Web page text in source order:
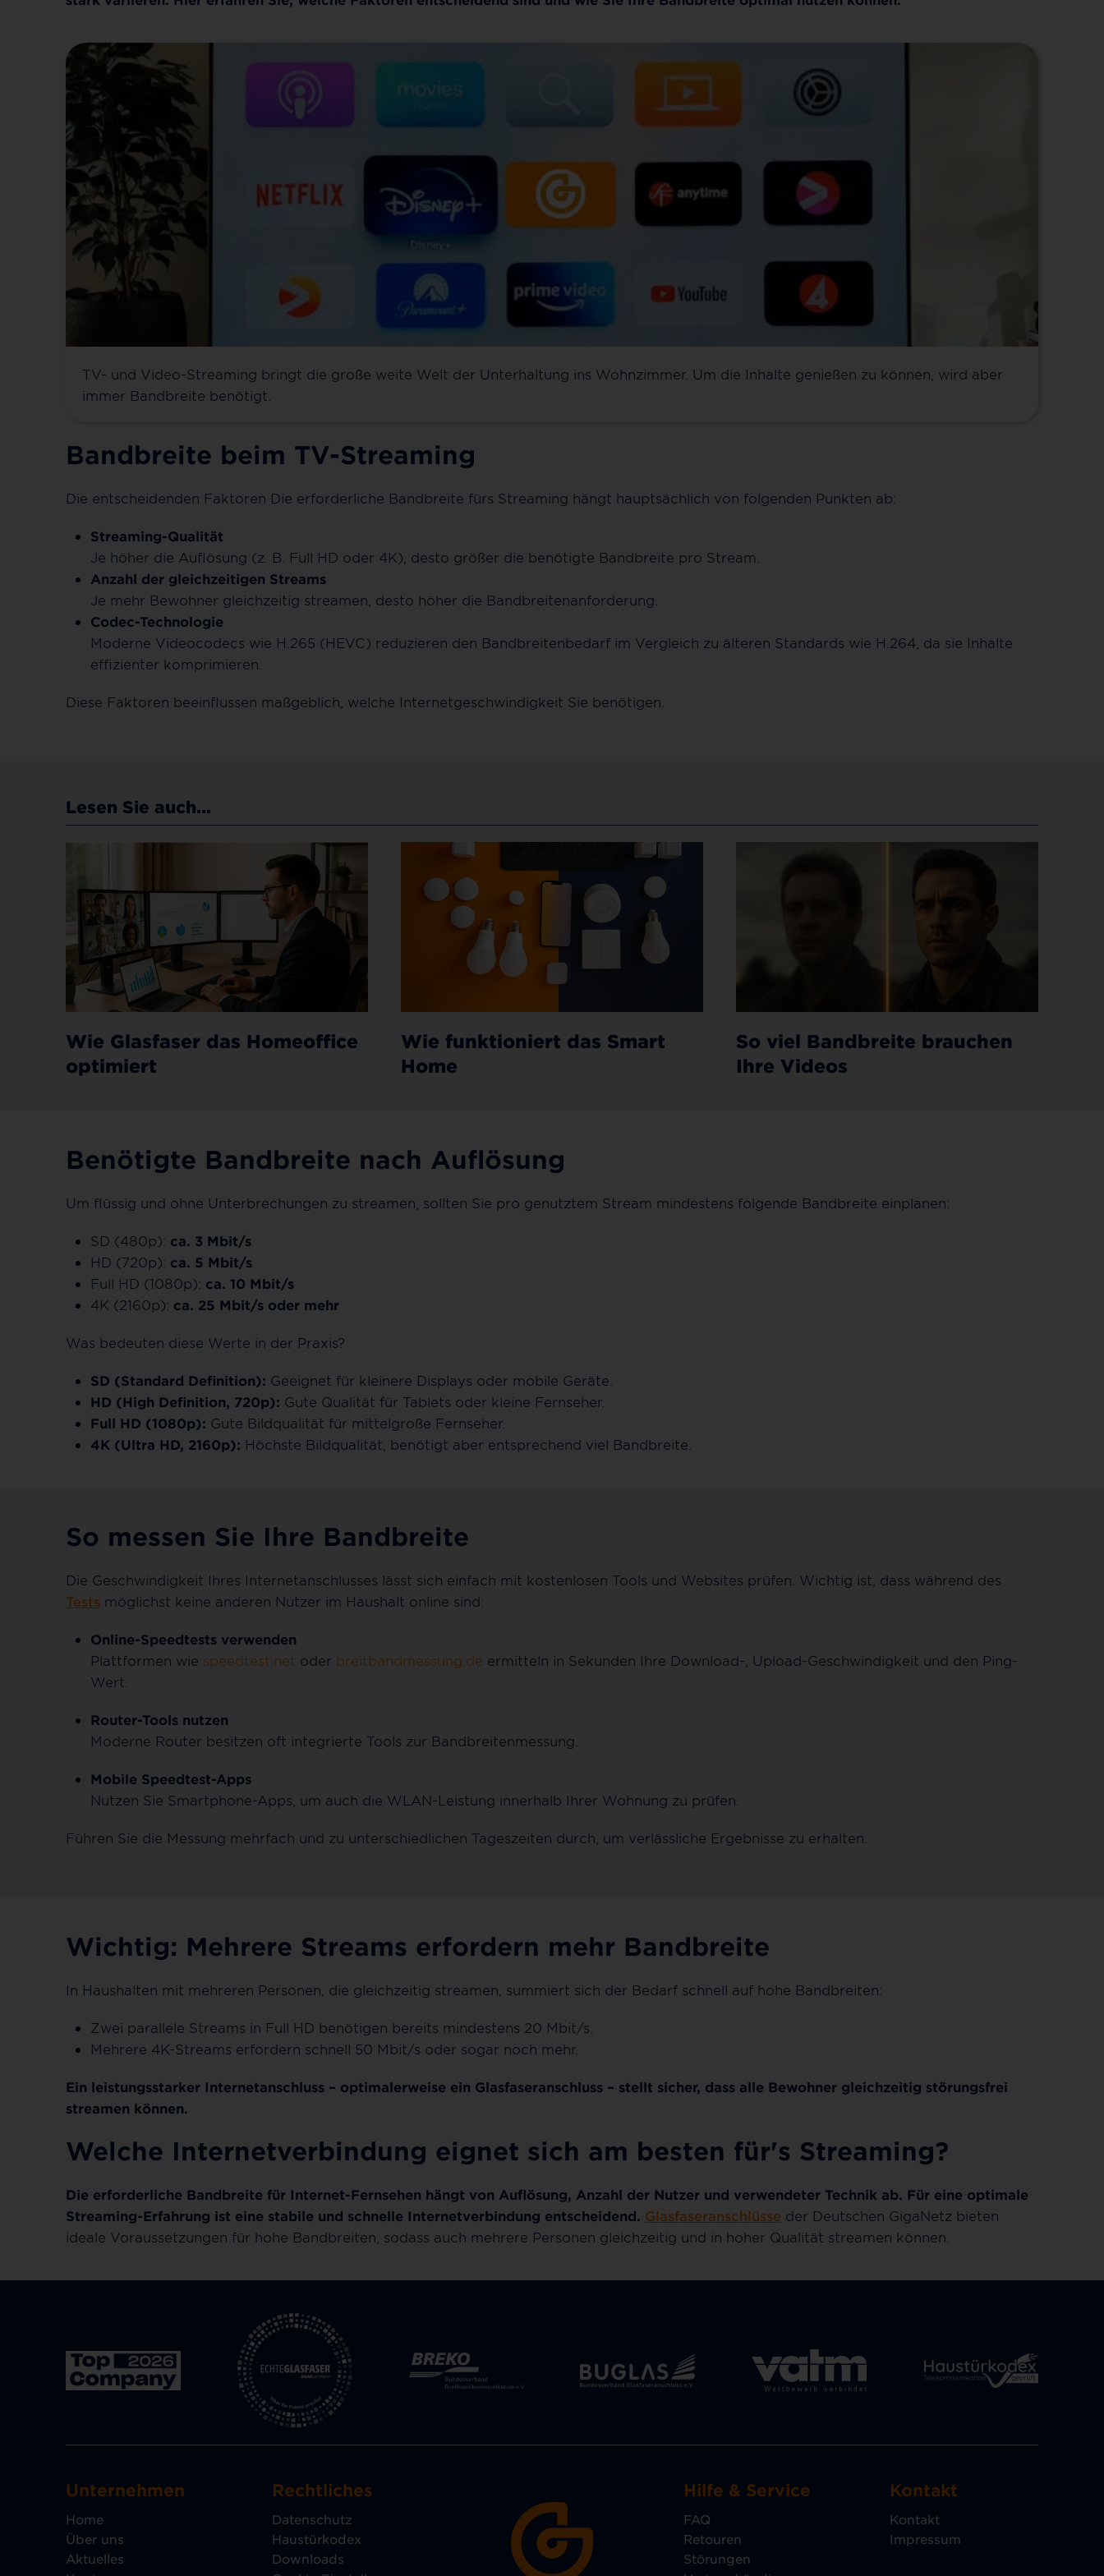
TV- und Video-Streaming bringt die große weite Welt der Unterhaltung ins Wohnzimmer. Um die Inhalte genießen zu können, wird aber
immer Bandbreite benötigt.
Bandbreite beim TV-Streaming
Die entscheidenden Faktoren Die erforderliche Bandbreite fürs Streaming hängt hauptsächlich von folgenden Punkten ab:
Streaming-Qualität
Je höher die Auflösung (z. B. Full HD oder 4K), desto größer die benötigte Bandbreite pro Stream.
Anzahl der gleichzeitigen Streams
Je mehr Bewohner gleichzeitig streamen, desto höher die Bandbreitenanforderung.
Codec-Technologie
Moderne Videocodecs wie H.265 (HEVC) reduzieren den Bandbreitenbedarf im Vergleich zu älteren Standards wie H.264, da sie Inhalte
effizienter komprimieren.
Diese Faktoren beeinflussen maßgeblich, welche Internetgeschwindigkeit Sie benötigen.
Lesen Sie auch...
Wie Glasfaser das Homeoffice
optimiert
Wie funktioniert das Smart
Home
So viel Bandbreite brauchen
Ihre Videos
Benötigte Bandbreite nach Auflösung
Um flüssig und ohne Unterbrechungen zu streamen, sollten Sie pro genutztem Stream mindestens folgende Bandbreite einplanen:
SD (480p): ca. 3 Mbit/s
HD (720p): ca. 5 Mbit/s
Full HD (1080p): ca. 10 Mbit/s
4K (2160p): ca. 25 Mbit/s oder mehr
Was bedeuten diese Werte in der Praxis?
SD (Standard Definition): Geeignet für kleinere Displays oder mobile Geräte.
HD (High Definition, 720p): Gute Qualität für Tablets oder kleine Fernseher.
Full HD (1080p): Gute Bildqualität für mittelgroße Fernseher.
4K (Ultra HD, 2160p): Höchste Bildqualität, benötigt aber entsprechend viel Bandbreite.
So messen Sie Ihre Bandbreite
Die Geschwindigkeit Ihres Internetanschlusses lässt sich einfach mit kostenlosen Tools und Websites prüfen. Wichtig ist, dass während des
Tests möglichst keine anderen Nutzer im Haushalt online sind:
Online-Speedtests verwenden
Plattformen wie speedtest.net oder breitbandmessung.de ermitteln in Sekunden Ihre Download-, Upload-Geschwindigkeit und den Ping-
Wert.
Router-Tools nutzen
Moderne Router besitzen oft integrierte Tools zur Bandbreitenmessung.
Mobile Speedtest-Apps
Nutzen Sie Smartphone-Apps, um auch die WLAN-Leistung innerhalb Ihrer Wohnung zu prüfen.
Führen Sie die Messung mehrfach und zu unterschiedlichen Tageszeiten durch, um verlässliche Ergebnisse zu erhalten.
Wichtig: Mehrere Streams erfordern mehr Bandbreite
In Haushalten mit mehreren Personen, die gleichzeitig streamen, summiert sich der Bedarf schnell auf hohe Bandbreiten:
Zwei parallele Streams in Full HD benötigen bereits mindestens 20 Mbit/s.
Mehrere 4K-Streams erfordern schnell 50 Mbit/s oder sogar noch mehr.
Ein leistungsstarker Internetanschluss – optimalerweise ein Glasfaseranschluss – stellt sicher, dass alle Bewohner gleichzeitig störungsfrei
streamen können.
Welche Internetverbindung eignet sich am besten für's Streaming?
Die erforderliche Bandbreite für Internet-Fernsehen hängt von Auflösung, Anzahl der Nutzer und verwendeter Technik ab. Für eine optimale
Streaming-Erfahrung ist eine stabile und schnelle Internetverbindung entscheidend. Glasfaseranschlüsse der Deutschen GigaNetz bieten
ideale Voraussetzungen für hohe Bandbreiten, sodass auch mehrere Personen gleichzeitig und in hoher Qualität streamen können.
Unternehmen
Home
Über uns
Aktuelles
Rechtliches
Datenschutz
Haustürkodex
Downloads
Hilfe & Service
FAQ
Retouren
Störungen
Kontakt
Kontakt
Impressum